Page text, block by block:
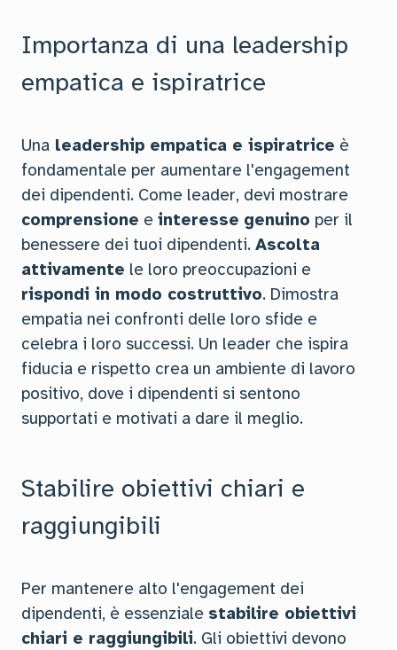
Importanza di una leadership
empatica e ispiratrice
Una leadership empatica e ispiratrice è
fondamentale per aumentare l'engagement
dei dipendenti. Come leader, devi mostrare
comprensione e interesse genuino per il
benessere dei tuoi dipendenti. Ascolta
attivamente le loro preoccupazioni e
rispondi in modo costruttivo. Dimostra
empatia nei confronti delle loro sfide e
celebra i loro successi. Un leader che ispira
fiducia e rispetto crea un ambiente di lavoro
positivo, dove i dipendenti si sentono
supportati e motivati a dare il meglio.
Stabilire obiettivi chiari e
raggiungibili
Per mantenere alto l'engagement dei
dipendenti, è essenziale stabilire obiettivi
chiari e raggiungibili. Gli obiettivi devono